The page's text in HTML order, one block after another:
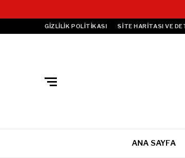
GIZLILIK POLITIKASI SITE HARITASI VE
ANA SAYFA